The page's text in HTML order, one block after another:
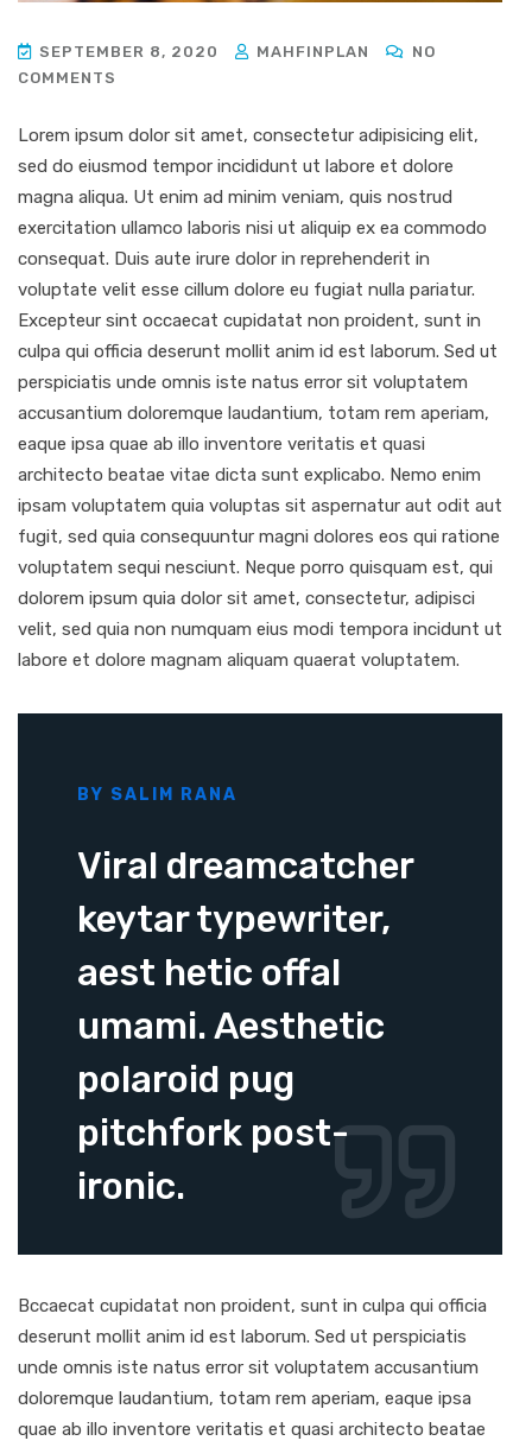
SEPTEMBER 8, 2020 MAHFINPLAN
NO
COMMENTS
Lorem ipsum dolor sit amet, consectetur adipisicing elit,
sed do eiusmod tempor incididunt ut labore et dolore
magna aliqua. Ut enim ad minim veniam, quis nostrud
exercitation ullamco laboris nisi ut aliquip ex ea commodo
consequat. Duis aute irure dolor in reprehenderit in
voluptate velit esse cillum dolore eu fugiat nulla pariatur.
Excepteur sint occaecat cupidatat non proident, sunt in
culpa qui officia deserunt mollit anim id est laborum. Sed ut
perspiciatis unde omnis iste natus error sit voluptatem
accusantium doloremque laudantium, totam rem aperiam,
eaque ipsa quae ab illo inventore veritatis et quasi
architecto beatae vitae dicta sunt explicabo. Nemo enim
ipsam voluptatem quia voluptas sit aspernatur aut odit aut
fugit, sed quia consequuntur magni dolores eos qui ratione
voluptatem sequi nesciunt. Neque porro quisquam est, qui
dolorem ipsum quia dolor sit amet, consectetur, adipisci
velit, sed quia non numquam eius modi tempora incidunt ut
labore et dolore magnam aliquam quaerat voluptatem.
BY SALIM RANA
Viral dreamcatcher
keytar typewriter,
aest hetic offal
umami. Aesthetic
polaroid pug
pitchfork post-
ironic.
Bccaecat cupidatat non proident, sunt in culpa qui officia
deserunt mollit anim id est laborum. Sed ut perspiciatis
unde omnis iste natus error sit voluptatem accusantium
doloremque laudantium, totam rem aperiam, eaque ipsa
quae ab illo inventore veritatis et quasi architecto beatae